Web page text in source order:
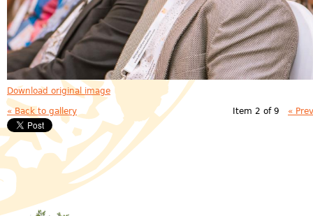
Download original image
« Back to gallery Item 2 of 9 «